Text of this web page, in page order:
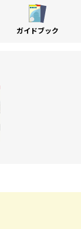
ガイドブック